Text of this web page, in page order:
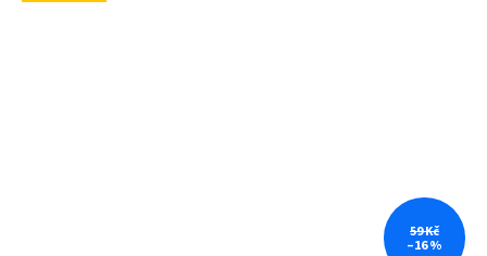
59 Kč
–16 %